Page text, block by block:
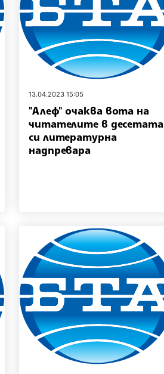
13.04.2023 15:05
"Алеф" очаква вота на
читателите в десетата
си литературна
надпревара